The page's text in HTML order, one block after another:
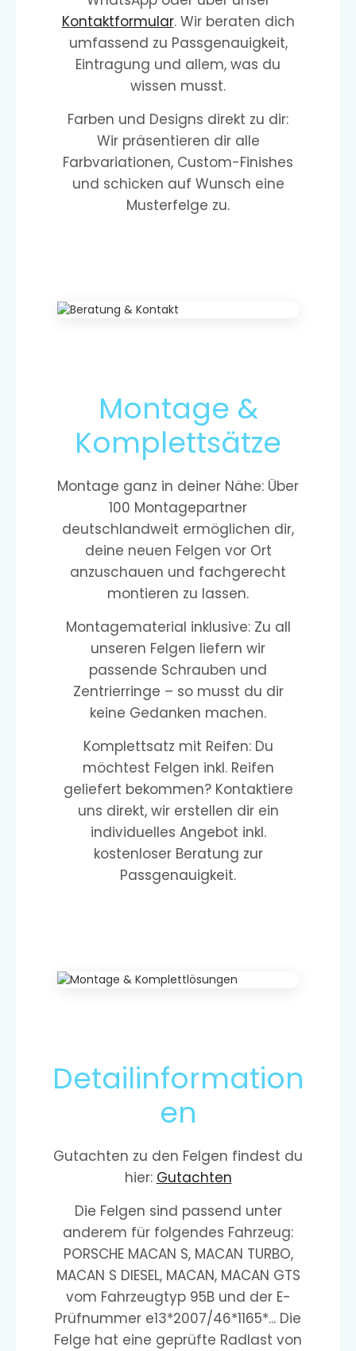
Kontaktformular. Wir beraten dich
umfassend zu Passgenauigkeit,
Eintragung und allem, was du
wissen musst.
Farben und Designs direkt zu dir:
Wir präsentieren dir alle
Farbvariationen, Custom-Finishes
und schicken auf Wunsch eine
Musterfelge zu.
Montage &
Komplettsätze
Montage ganz in deiner Nähe: Über
100 Montagepartner
deutschlandweit ermöglichen dir,
deine neuen Felgen vor Ort
anzuschauen und fachgerecht
montieren zu lassen.
Montagematerial inklusive: Zu all
unseren Felgen liefern wir
passende Schrauben und
Zentrierringe – so musst du dir
keine Gedanken machen.
Komplettsatz mit Reifen: Du
möchtest Felgen inkl. Reifen
geliefert bekommen? Kontaktiere
uns direkt, wir erstellen dir ein
individuelles Angebot inkl.
kostenloser Beratung zur
Passgenauigkeit.
Detailinformation
en
Gutachten zu den Felgen findest du
hier: Gutachten
Die Felgen sind passend unter
anderem für folgendes Fahrzeug:
PORSCHE MACAN S, MACAN TURBO,
MACAN S DIESEL, MACAN, MACAN GTS
vom Fahrzeugtyp 95B und der E-
Prüfnummer e13*2007/46*1165*... Die
Felge hat eine geprüfte Radlast von